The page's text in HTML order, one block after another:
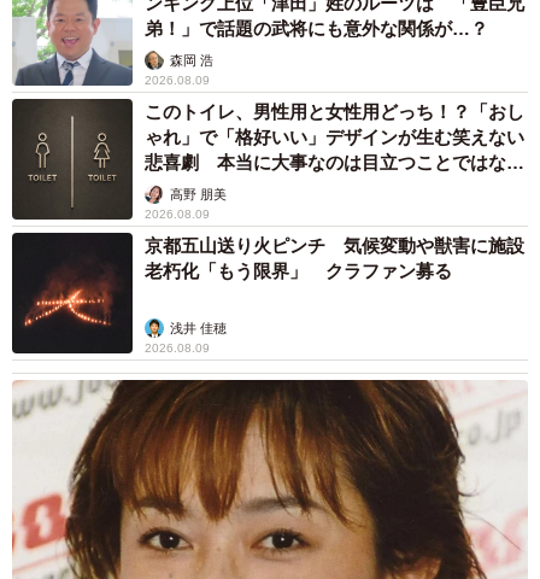
4/4
「たわんでる！」と騒ぎになった三宮商店街のブリッジ。高低差のた
め、もともと傾いている
弟！」で話題の武将にも意外な関係が…？
森岡 浩
2026.08.09
このトイレ、男性用と女性用どっち！？「おし
ゃれ」で「格好いい」デザインが生む笑えない
悲喜劇 本当に大事なのは目立つことではな
く…高野 朋美
2026.08.09
京都五山送り火ピンチ 気候変動や獣害に施設
老朽化「もう限界」 クラファン募る
浅井 佳穂
2026.08.09